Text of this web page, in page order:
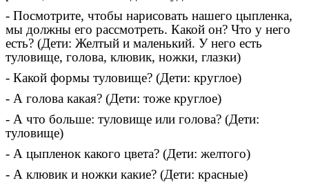
- Посмотрите, чтобы нарисовать нашего цыпленка,
мы должны его рассмотреть. Какой он? Что у него
есть? (Дети: Желтый и маленький. У него есть
туловище, голова, клювик, ножки, глазки)
- Какой формы туловище? (Дети: круглое)
- А голова какая? (Дети: тоже круглое)
- А что больше: туловище или голова? (Дети:
туловище)
- А цыпленок какого цвета? (Дети: желтого)
- А клювик и ножки какие? (Дети: красные)